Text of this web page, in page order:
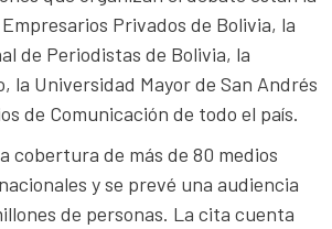
Privados de Bolivia, la
de Periodistas de Bolivia, la
la Universidad Mayor de San Andrés
de Comunicación de todo el país.
cobertura de más de 80 medios
y se prevé una audiencia
de personas. La cita cuenta